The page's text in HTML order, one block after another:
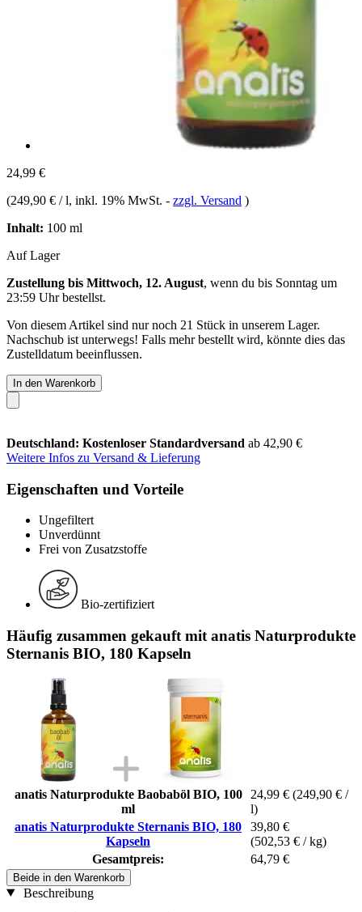
24,99 €
(249,90 € / l, inkl. 19% MwSt. - zzgl. Versand )
Inhalt: 100 ml
Auf Lager
Zustellung bis Mittwoch, 12. August, wenn du bis Sonntag um
23:59 Uhrbestellst.
Von diesem Artikel sind nur noch 21 Stück in unserem Lager.
Nachschub ist unterwegs! Falls mehr bestellt wird, könnte dies das
Zustelldatum beeinflussen.
In den Warenkorb
Deutschland: Kostenloser Standardversand ab 42,90 €
Weitere Infos zu Versand & Lieferung
Eigenschaften und Vorteile
Ungefiltert
Unverdünnt
Frei von Zusatzstoffe
Bio-zertifiziert
Häufig zusammen gekauft mit anatis Naturprodukte
Sternanis BIO, 180 Kapseln
anatis Naturprodukte Baobaböl BIO, 100
ml
24,99 € (249,90 € /
l)
anatis Naturprodukte Sternanis BIO, 180
Kapseln
39,80 €
(502,53 € / kg)
Gesamtpreis:
64,79 €
Beide in den Warenkorb
Beschreibung